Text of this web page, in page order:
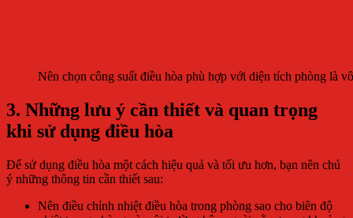
Nên chọn công suất điều hòa phù hợp với diện tích phòng là
3. Những lưu ý cần thiết và quan trọng
khi sử dụng điều hòa
Để sử dụng điều hòa một cách hiệu quả và tối ưu hơn, bạn nên chú
ý những thông tin cần thiết sau:
Nên điều chỉnh nhiệt điều hòa trong phòng sao cho biên độ